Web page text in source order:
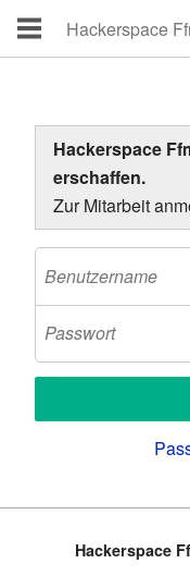
Hackerspace
erschaffen.
Zur Mitarbeit
Hackerspace